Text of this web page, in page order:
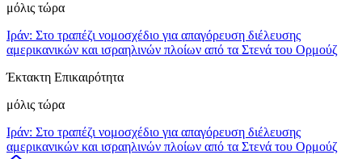
μόλις τώρα
Ιράν: Στο τραπέζι νομοσχέδιο για απαγόρευση διέλευσης
αμερικανικών και ισραηλινών πλοίων από τα Στενά του Ορμούζ
Έκτακτη Επικαιρότητα
μόλις τώρα
Ιράν: Στο τραπέζι νομοσχέδιο για απαγόρευση διέλευσης
αμερικανικών και ισραηλινών πλοίων από τα Στενά του Ορμούζ